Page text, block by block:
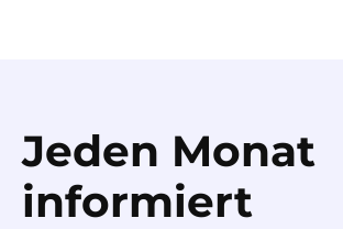
Jeden Monat
informiert